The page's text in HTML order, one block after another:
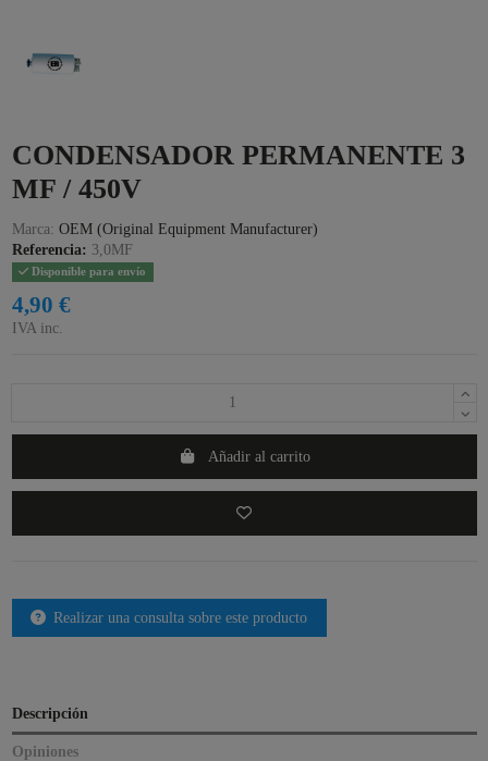
CONDENSADOR PERMANENTE 3
MF / 450V
Marca: OEM (Original Equipment Manufacturer)
Referencia: 3,0MF
Disponible para envío
4,90 €
IVA inc.
Añadir al carrito
Realizar una consulta sobre este producto
Descripción
Opiniones